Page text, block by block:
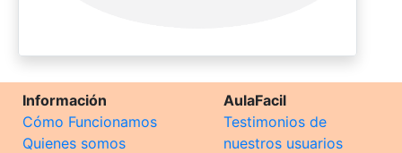
Información
Cómo Funcionamos
Quienes somos
AulaFacil
Testimonios de
nuestros usuarios